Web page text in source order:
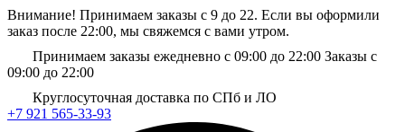
Внимание! Принимаем заказы с 9 до 22. Если вы оформили
заказ после 22:00, мы свяжемся с вами утром.
Принимаем заказы ежедневно с 09:00 до 22:00 Заказы с
09:00 до 22:00
Круглосуточная доставка по СПб и ЛО
+7 921 565-33-93